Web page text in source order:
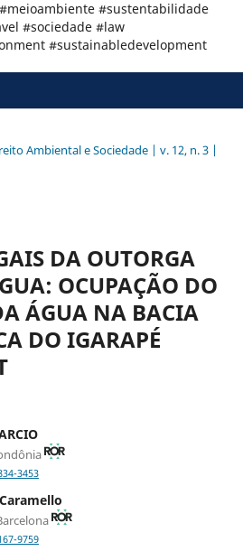
#sustentabilidade
#sociedade #law
#sustainabledevelopment
Ambiental e Sociedade | v. 12, n. 3 |
DA OUTORGA
OCUPAÇÃO DO
ÁGUA NA BACIA
DO IGARAPÉ
3453
9759